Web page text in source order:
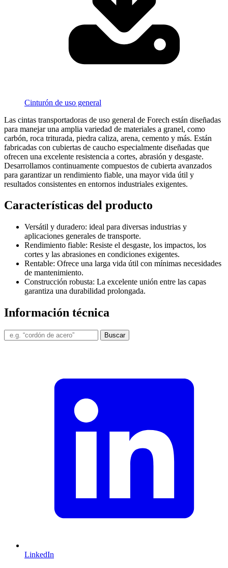
Cinturón de uso general
Las cintas transportadoras de uso general de Forech están diseñadas
para manejar una amplia variedad de materiales a granel, como
carbón, roca triturada, piedra caliza, arena, cemento y más. Están
fabricadas con cubiertas de caucho especialmente diseñadas que
ofrecen una excelente resistencia a cortes, abrasión y desgaste.
Desarrollamos continuamente compuestos de cubierta avanzados
para garantizar un rendimiento fiable, una mayor vida útil y
resultados consistentes en entornos industriales exigentes.
Características del producto
Versátil y duradero: ideal para diversas industrias y
aplicaciones generales de transporte.
Rendimiento fiable: Resiste el desgaste, los impactos, los
cortes y las abrasiones en condiciones exigentes.
Rentable: Ofrece una larga vida útil con mínimas necesidades
de mantenimiento.
Construcción robusta: La excelente unión entre las capas
garantiza una durabilidad prolongada.
Información técnica
Buscar
LinkedIn